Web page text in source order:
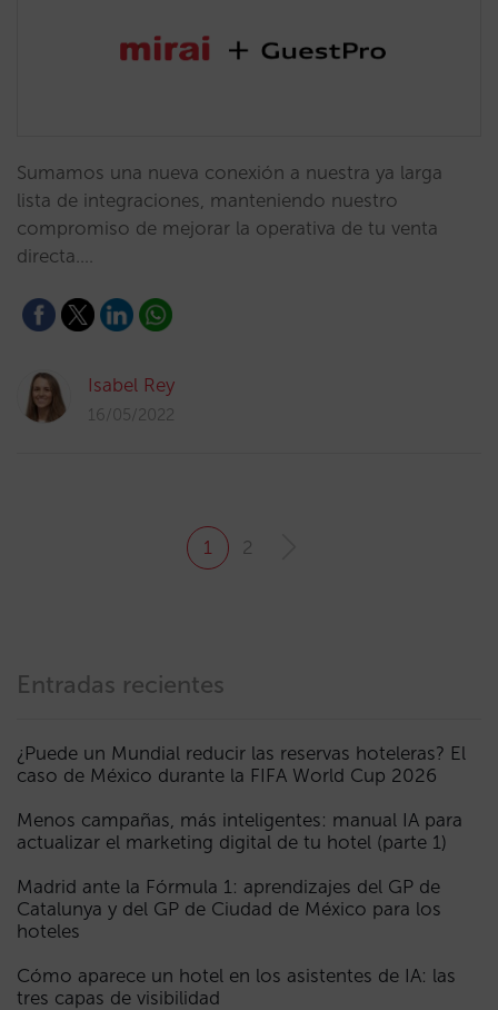
Sumamos una nueva conexión a nuestra ya larga
lista de integraciones, manteniendo nuestro
compromiso de mejorar la operativa de tu venta
directa.…
Isabel Rey
16/05/2022
1 2
Entradas recientes
¿Puede un Mundial reducir las reservas hoteleras? El
caso de México durante la FIFA World Cup 2026
Menos campañas, más inteligentes: manual IA para
actualizar el marketing digital de tu hotel (parte 1)
Madrid ante la Fórmula 1: aprendizajes del GP de
Catalunya y del GP de Ciudad de México para los
hoteles
Cómo aparece un hotel en los asistentes de IA: las
tres capas de visibilidad